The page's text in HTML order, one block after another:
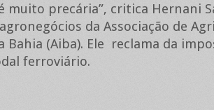
muito precária”, critica Hernani
da Associação de
Bahia (Aiba). Ele reclama da
ferroviário.